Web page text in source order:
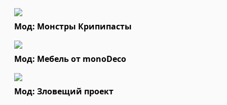
Мод: Монстры Крипипасты
Мод: Мебель от monoDeco
Мод: Зловещий проект